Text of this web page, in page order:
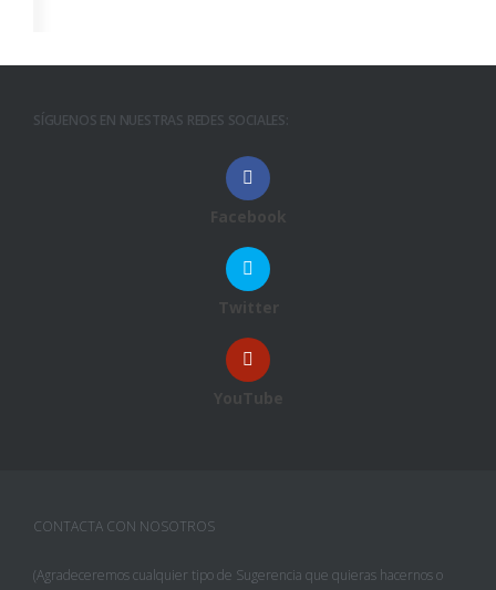
SÍGUENOS EN NUESTRAS REDES SOCIALES:
Facebook
Twitter
YouTube
CONTACTA CON NOSOTROS
(Agradeceremos cualquier tipo de Sugerencia que quieras hacernos o